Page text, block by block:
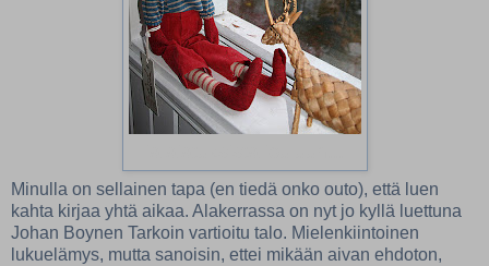
Minulla on sellainen tapa (en tiedä onko outo), että luen
kahta kirjaa yhtä aikaa. Alakerrassa on nyt jo kyllä luettuna
Johan Boynen Tarkoin vartioitu talo. Mielenkiintoinen
lukuelämys, mutta sanoisin, ettei mikään aivan ehdoton,